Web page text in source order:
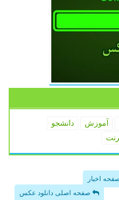
آموزش
دانشجو
اخبار
صفحه اصلی دانلود عکس